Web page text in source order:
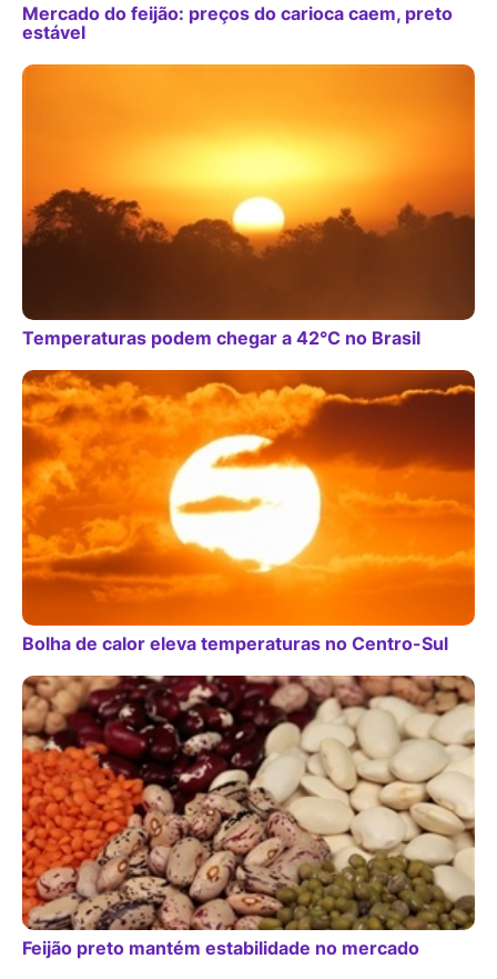
Mercado do feijão: preços do carioca caem, preto
estável
Temperaturas podem chegar a 42°C no Brasil
Bolha de calor eleva temperaturas no Centro-Sul
Feijão preto mantém estabilidade no mercado